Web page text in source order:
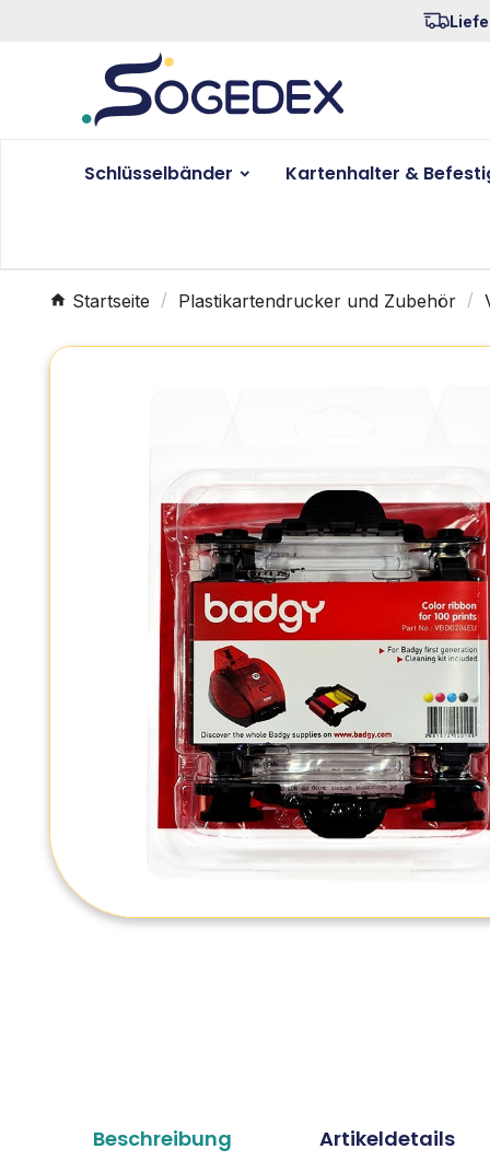
Schlüsselbänder Kartenhalter &
Startseite Plastikartendrucker und Zubehör
Beschreibung Artikeldetails